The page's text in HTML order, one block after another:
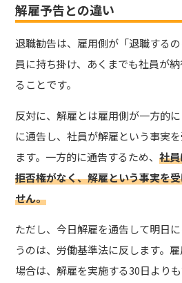
解雇予告との違い
退職勧告は、雇用側が「退職する
員に持ち掛け、あくまでも社員が
ることです。
反対に、解雇とは雇用側が一方的
に通告し、社員が解雇という事実
ます。一方的に通告するため、社
拒否権がなく、解雇という事実を
せん。
ただし、今日解雇を通告して明日
うのは、労働基準法に反します。
場合は、解雇を実施する30日より